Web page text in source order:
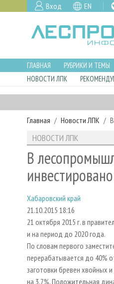
Вход EN
ГЛАВНАЯ РУБРИКИ И ТЕМЫ
НОВОСТИ ЛПК
Главная Новости ЛПК
НОВОСТИ ЛПК
В
Хабаровский край
21.10.2015 18:16
21 октября 2015 г. в
и на период до 2020 года.
По словам первого
перерабатывается до 40%
заготовки бревен хвойных
на 3,7%. Положительная